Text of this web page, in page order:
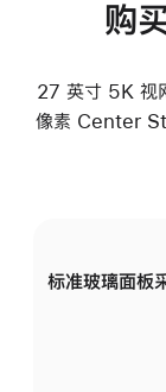
购
27 英寸 5K 视
像素 Center
标准玻璃面板